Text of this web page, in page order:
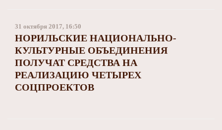
31 октября 2017, 16:50
НОРИЛЬСКИЕ НАЦИОНАЛЬНО-
КУЛЬТУРНЫЕ ОБЪЕДИНЕНИЯ
ПОЛУЧАТ СРЕДСТВА НА
РЕАЛИЗАЦИЮ ЧЕТЫРЕХ
СОЦПРОЕКТОВ